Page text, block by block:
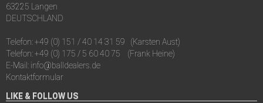
63225 Langen
DEUTSCHLAND
Telefon:+49 (0) 151 / 40 14 31 59
(Karsten Aust)
Telefon:+49 (0) 175 / 5 60 40 75
(Frank Heine)
E-Mail: info@balldealers.de
Kontaktformular
LIKE & FOLLOW US